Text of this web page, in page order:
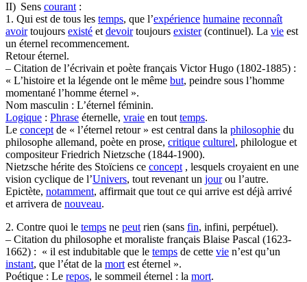
II) Sens courant :
1. Qui est de tous les temps, que l’expérience humaine reconnaît
avoirtoujours existé et devoirtoujours exister(continuel). La vie est
un éternel recommencement.
Retour éternel.
– Citation de l’écrivain et poète français Victor Hugo (1802-1885) :
« L’histoire et la légende ont le même but, peindre sous l’homme
momentané l’homme éternel ».
Nom masculin : L’éternel féminin.
Logique : Phrase éternelle, vraie en tout temps.
Le concept de « l’éternel retour » est central dans la philosophie du
philosophe allemand, poète en prose, critique culturel, philologue et
compositeur Friedrich Nietzsche (1844-1900).
Nietzsche hérite des Stoïciens ce concept , lesquels croyaient en une
vision cyclique de l’Univers, tout revenant un jourou l’autre.
Epictète, notamment, affirmait que tout ce qui arrive est déjà arrivé
et arrivera de nouveau.
2. Contre quoi le temps ne peut rien (sans fin, infini, perpétuel).
– Citation du philosophe et moraliste français Blaise Pascal (1623-
1662) : « il est indubitable que le temps de cette vie n’est qu’un
instant, que l’état de la mort est éternel ».
Poétique : Le repos, le sommeil éternel : la mort.